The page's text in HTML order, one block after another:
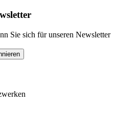
Sie sich für unseren Newsletter